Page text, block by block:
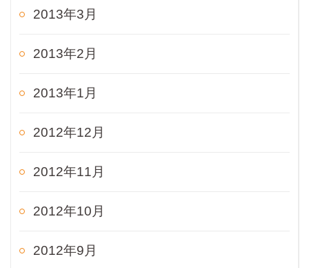
2013年3月
2013年2月
2013年1月
2012年12月
2012年11月
2012年10月
2012年9月